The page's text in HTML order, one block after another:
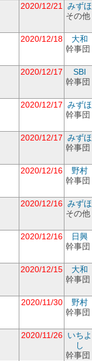
2020/12/21 みずほ
その他
2020/12/18
大和
幹事団
2020/12/17
SBI
幹事団
2020/12/17 みずほ
幹事団
2020/12/17 みずほ
幹事団
2020/12/16
野村
幹事団
2020/12/16 みずほ
その他
2020/12/16
日興
幹事団
2020/12/15
大和
幹事団
2020/11/30
野村
幹事団
2020/11/26
いちよ
し
幹事団